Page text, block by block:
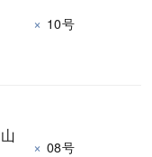
× 10号
× 08号